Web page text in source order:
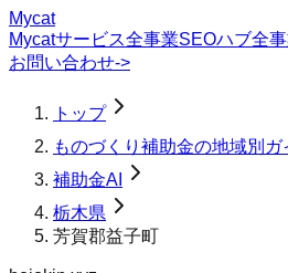
Mycat
Mycatサービス全事業SEOハブ全
お問い合わせ->
トップ
ものづくり補助金の地域別ガ
補助金AI
栃木県
芳賀郡益子町